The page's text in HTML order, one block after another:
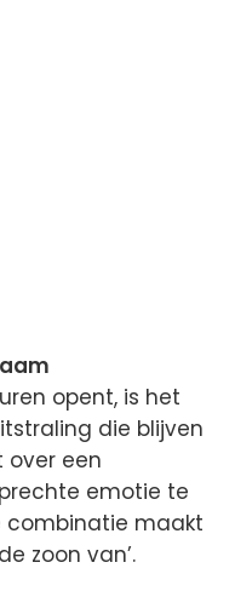
opent, is het
die blijven
over een
emotie te
combinatie maakt
zoon van’.